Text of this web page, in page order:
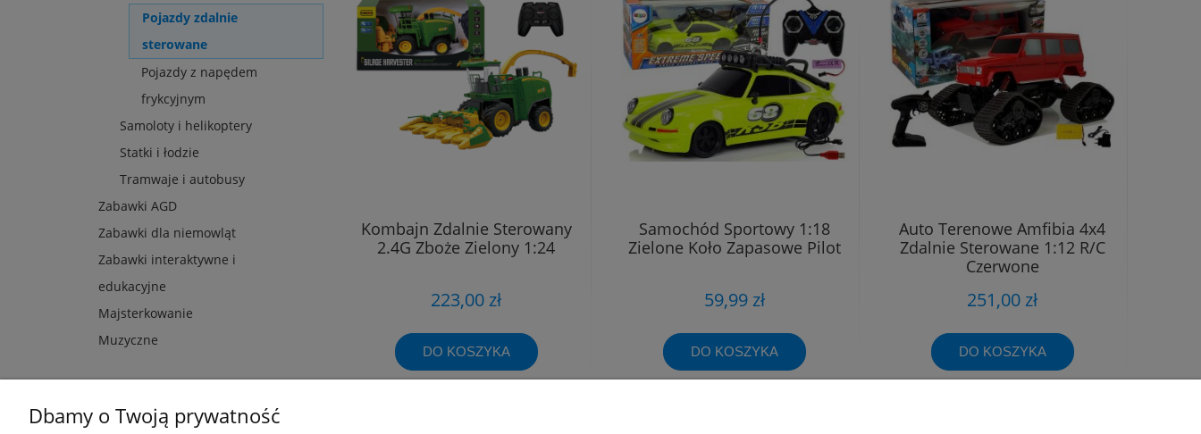
Pojazdy zdalnie
sterowane
Pojazdy z napędem
frykcyjnym
Samoloty i helikoptery
Statki i łodzie
Tramwaje i autobusy
Zabawki AGD
Zabawki dla niemowląt
Zabawki interaktywne i
edukacyjne
Majsterkowanie
Muzyczne
Kombajn Zdalnie Sterowany
2.4G Zboże Zielony 1:24
223,00 zł
DO KOSZYKA
Samochód Sportowy 1:18
Zielone Koło Zapasowe Pilot
59,99 zł
DO KOSZYKA
Auto Terenowe Amfibia 4x4
Zdalnie Sterowane 1:12 R/C
Czerwone
251,00 zł
DO KOSZYKA
Dbamy o Twoją prywatność